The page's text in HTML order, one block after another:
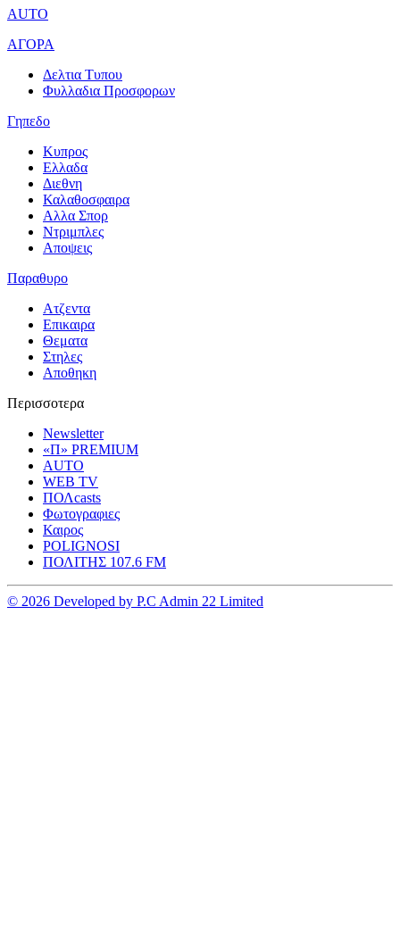
AUTO
ΑΓΟΡΑ
Δελτια Τυπου
Φυλλαδια Προσφορων
Γηπεδο
Κυπρος
Ελλαδα
Διεθνη
Καλαθοσφαιρα
Αλλα Σπορ
Ντριμπλες
Αποψεις
Παραθυρο
Ατζεντα
Επικαιρα
Θεματα
Στηλες
Αποθηκη
Περισσοτερα
Newsletter
«Π» PREMIUM
AUTO
WEB TV
ΠΟΛcasts
Φωτογραφιες
Καιρος
POLIGNOSI
ΠΟΛΙΤΗΣ 107.6 FM
© 2026 Developed by P.C Admin 22 Limited